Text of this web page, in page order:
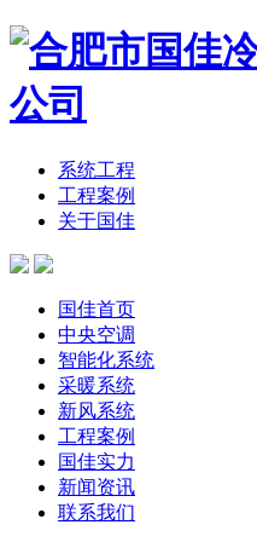
系统工程
工程案例
关于国佳
国佳首页
中央空调
智能化系统
采暖系统
新风系统
工程案例
国佳实力
新闻资讯
联系我们